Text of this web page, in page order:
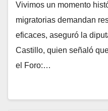
Vivimos un momento
migratorias demandan
eficaces, aseguró la
Castillo, quien señaló
el Foro:…